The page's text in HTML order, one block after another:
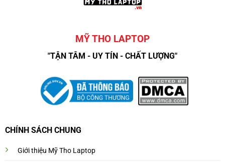
MỸ THO LAPTOP
"TẬN TÂM - UY TÍN - CHẤT LƯỢNG"
CHÍNH SÁCH CHUNG
Giới thiệu Mỹ Tho Laptop